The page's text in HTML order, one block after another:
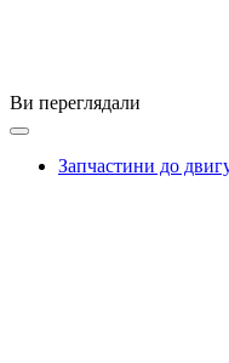
Ви переглядали
Запчастини до